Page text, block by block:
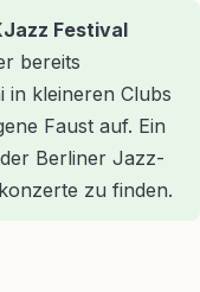
Festival
bereits
in kleineren Clubs
Faust auf. Ein
Berliner Jazz-
zu finden.